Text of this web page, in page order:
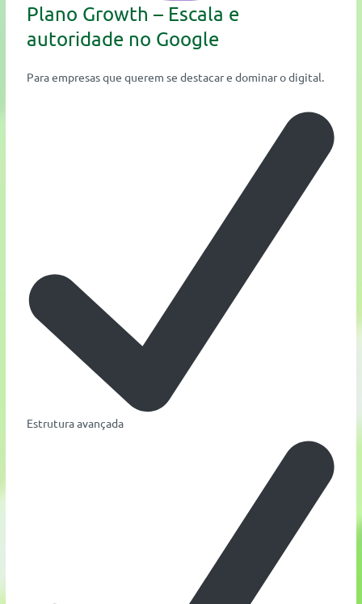
Plano Growth – Escala e
autoridade no Google
Para empresas que querem se destacar e dominar o digital.
Estrutura avançada